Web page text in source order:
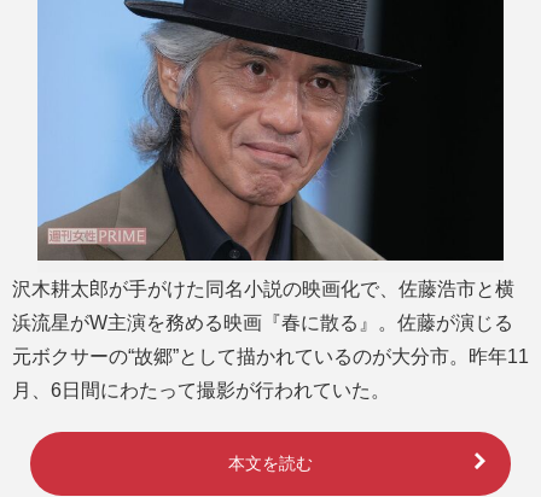
沢木耕太郎が手がけた同名小説の映画化で、佐藤浩市と横
浜流星がW主演を務める映画『春に散る』。佐藤が演じる
元ボクサーの“故郷”として描かれているのが大分市。昨年11
月、6日間にわたって撮影が行われていた。
本文を読む